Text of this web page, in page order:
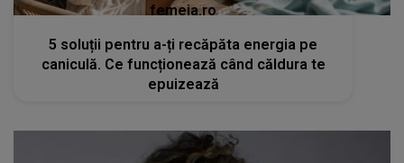
femeia.ro
5 soluții pentru a-ți recăpăta energia pe
caniculă. Ce funcționează când căldura te
epuizează